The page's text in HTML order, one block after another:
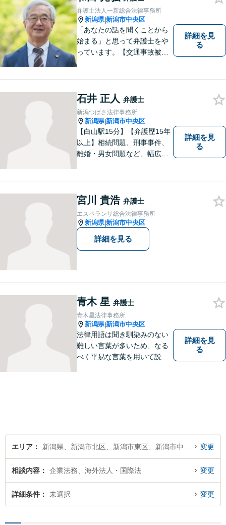
相談料初回無料】
弁護士法人一新総合法律事務所
新潟県|新潟市中央区
「あなたの話を聞くことから
始まる」と思って弁護士をや
っています。【交通事故被害
災・不貞慰謝料は相談料初回
無料】【顧問先企業300社以
上】
詳細を見
る
石井 正人 弁護士
新潟つばさ法律事務所
新潟県|新潟市中央区
【白山駅15分】【弁護歴15年
以上】相続問題、刑事事件、
離婚・男女問題など、幅広い
を目指します。まずはお気軽
にご相談を！【著書多数！】
詳細を見
る
宮川 貴浩 弁護士
エスペランサ総合法律事務所
新潟県|新潟市中央区
詳細を見る
青木 星 弁護士
青木星法律事務所
新潟県|新潟市中央区
法律用語は聞き馴染みのない
難しい言葉が多いため、なる
べく平易な言葉を用いて説明
詳細を見
る
エリア 変更
相談内容 企業法務、海外法人・国際法 変更
詳細条件 未選択 変更